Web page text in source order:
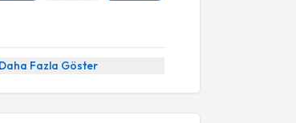
Daha Fazla Göster